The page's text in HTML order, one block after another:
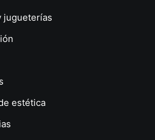
jugueterías
estética